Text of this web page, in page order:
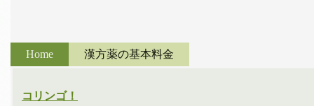
Home 漢方薬の基本料金
コリンゴ！